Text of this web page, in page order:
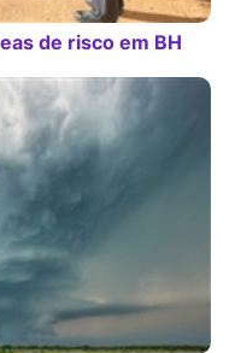
de risco em BH